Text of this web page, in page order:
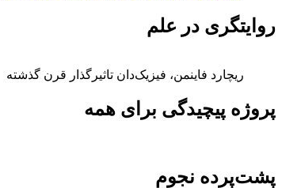
روایتگری در علم
ریچارد فاینمن، فیزیک‌دان تاثیرگذار قرن گذشته
پروژه پیچیدگی برای همه
پشت‌پرده نجوم